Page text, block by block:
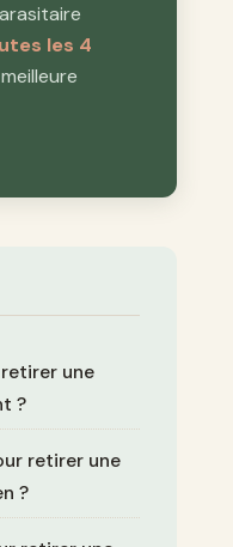
les 4
une
?
retirer une
?